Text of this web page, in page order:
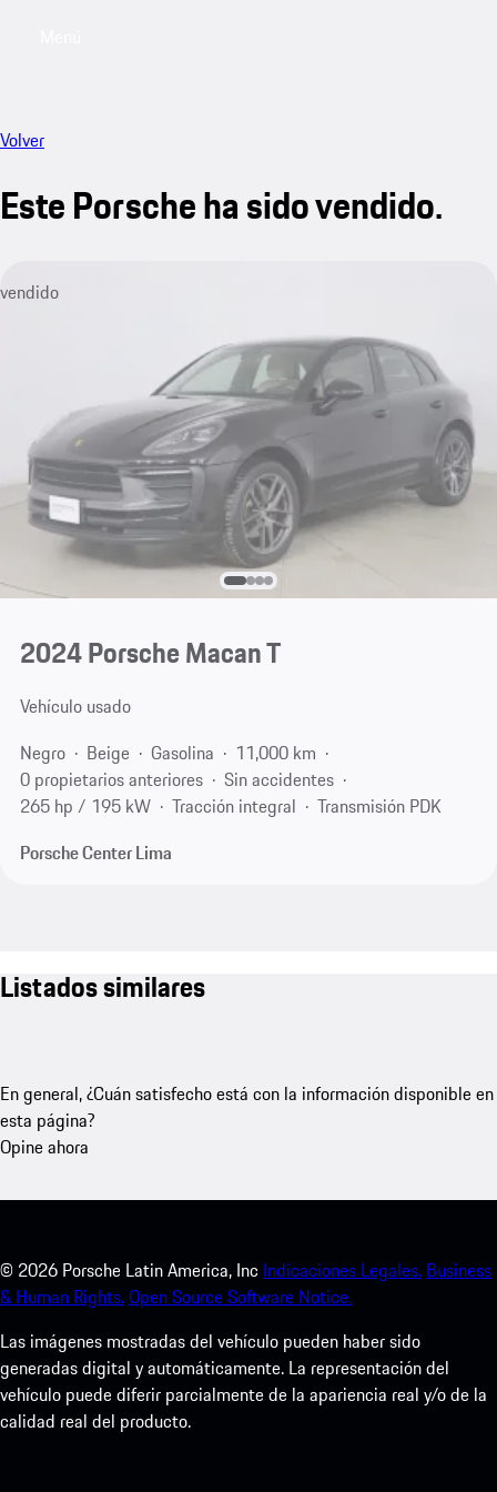
Volver
Este Porsche ha sido vendido.
vendido
2024 Porsche Macan T
Vehículo usado
Negro
Beige Gasolina
11,000 km
0 propietarios anteriores
Sin accidentes
265 hp / 195 kW
Tracción integral
Transmisión PDK
Porsche Center Lima
Listados similares
En general, ¿Cuán satisfecho está con la información disponible en
esta página?
Opine ahora
© 2026 Porsche Latin America, Inc Indicaciones Legales. Business
& Human Rights.Open Source Software Notice.
Las imágenes mostradas del vehículo pueden haber sido
generadas digital y automáticamente. La representación del
vehículo puede diferir parcialmente de la apariencia real y/o de la
calidad real del producto.